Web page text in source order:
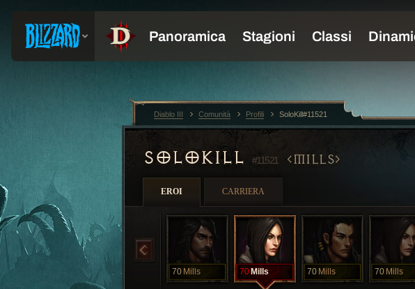
SOLOKILL #11521 MILLS
EROI CARRIERA
70 Mills 70 Mills 70 Mills 70 Mills
Diablo III Comunità Profili SoloKill#11521